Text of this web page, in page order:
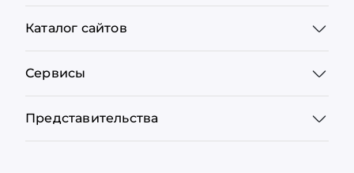
Каталог сайтов
Сервисы
Представительства